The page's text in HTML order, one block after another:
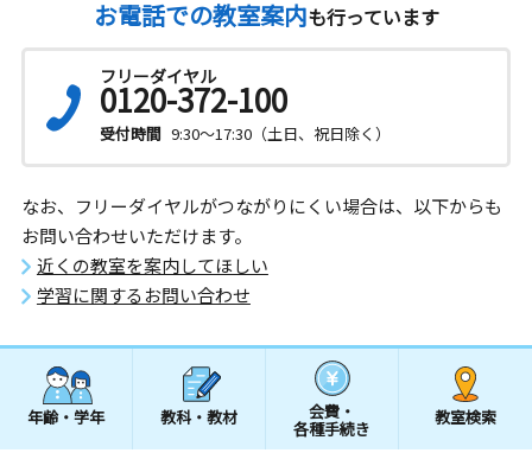
お電話での教室案内も行っています
フリーダイヤル
0120-372-100
受付時間 9:30～17:30（土日、祝日除く）
なお、フリーダイヤルがつながりにくい場合は、以下からも
お問い合わせいただけます。
近くの教室を案内してほしい
学習に関するお問い合わせ
年齢・学年 教科・教材 会費・
各種手続き
教室検索